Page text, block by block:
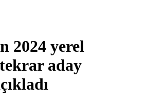
2024 yerel
aday